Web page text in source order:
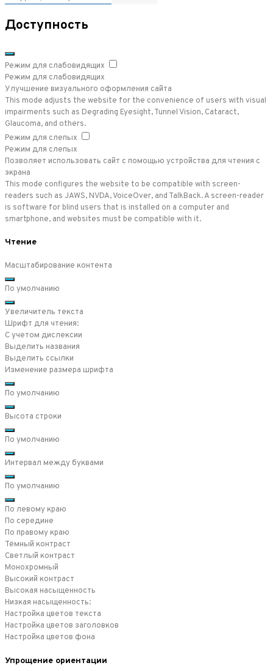
Доступность
Режим для слабовидящих
Режим для слабовидящих
Улучшение визуального оформления сайта
This mode adjusts the website for the convenience of users with visual
impairments such as Degrading Eyesight, Tunnel Vision, Cataract,
Glaucoma, and others.
Режим для слепых
Режим для слепых
Позволяет использовать сайт с помощью устройства для чтения с
экрана
This mode configures the website to be compatible with screen-
readers such as JAWS, NVDA, VoiceOver, and TalkBack. A screen-reader
is software for blind users that is installed on a computer and
smartphone, and websites must be compatible with it.
Чтение
Масштабирование контента
По умолчанию
Увеличитель текста
Шрифт для чтения:
С учетом дислексии
Выделить названия
Выделить ссылки
Изменение размера шрифта
По умолчанию
Высота строки
По умолчанию
Интервал между буквами
По умолчанию
По левому краю
По середине
По правому краю
Тёмный контраст
Светлый контраст
Монохромный
Высокий контраст
Высокая насыщенность
Низкая насыщенность:
Настройка цветов текста
Настройка цветов заголовков
Настройка цветов фона
Упрощение ориентации